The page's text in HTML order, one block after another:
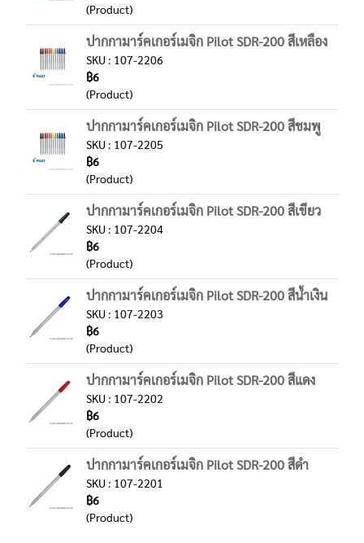
(Product)
ปากกามาร์คเกอร์เมจิก Pilot SDR-200 สีเหลือง
SKU : 107-2206
฿6
(Product)
ปากกามาร์คเกอร์เมจิก Pilot SDR-200 สีชมพู
SKU : 107-2205
฿6
(Product)
ปากกามาร์คเกอร์เมจิก Pilot SDR-200 สีเขียว
SKU : 107-2204
฿6
(Product)
ปากกามาร์คเกอร์เมจิก Pilot SDR-200 สีน้ำเงิน
SKU : 107-2203
฿6
(Product)
ปากกามาร์คเกอร์เมจิก Pilot SDR-200 สีแดง
SKU : 107-2202
฿6
(Product)
ปากกามาร์คเกอร์เมจิก Pilot SDR-200 สีดำ
SKU : 107-2201
฿6
(Product)